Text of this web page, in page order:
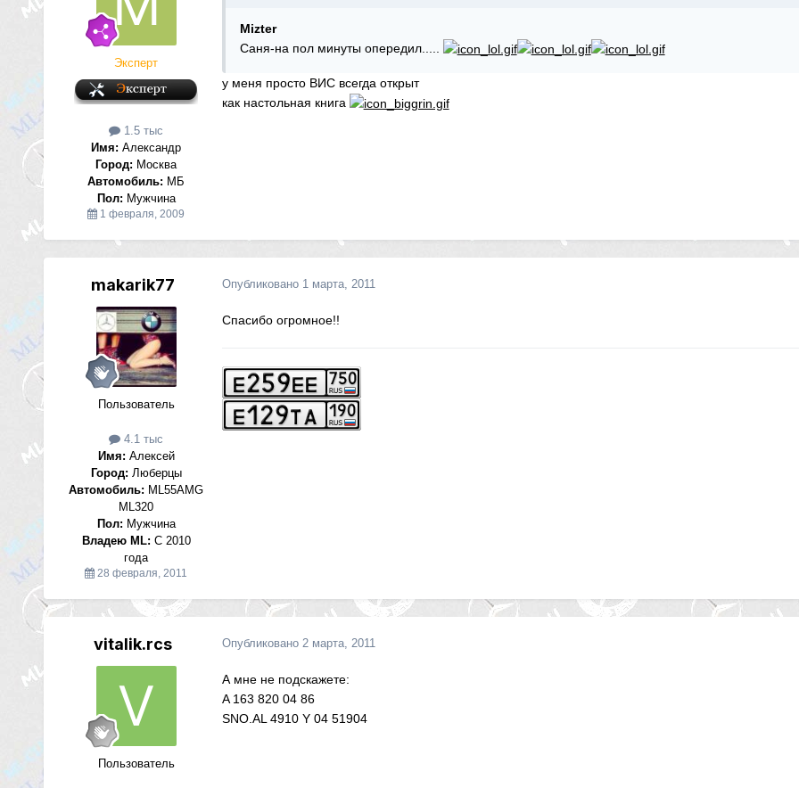
Эксперт
1.5 тыс
Имя: Александр
Город: Москва
Автомобиль: МБ
Пол: Мужчина
1 февраля, 2009
Mizter
Саня-на пол минуты опередил.....
у меня просто ВИС всегда открыт
как настольная книга
makarik77
Пользователь
4.1 тыс
Имя: Алексей
Город: Люберцы
Автомобиль: ML55AMG
ML320
Пол: Мужчина
Владею ML: С 2010
года
28 февраля, 2011
Опубликовано 1 марта, 2011
Спасибо огромное!!
vitalik.rcs
Пользователь
Опубликовано 2 марта, 2011
А мне не подскажете:
A 163 820 04 86
SNO.AL 4910 Y 04 51904